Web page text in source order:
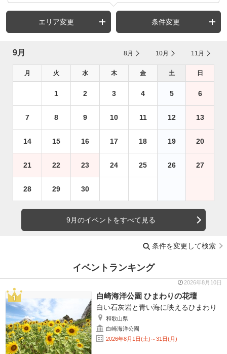
エリア変更 条件変更
9月 8月 10月 11月
月 火 水 木 金 土 日
1 2 3 4 5 6
7 8 9 10 11 12 13
14 15 16 17 18 19 20
21 22 23 24 25 26 27
28 29 30
9月のイベントをすべて見る
条件を変更して検索
イベントランキング
2026年8月10日
白崎海洋公園 ひまわりの花壇
白い石灰岩と青い海に映えるひまわり
和歌山県
白崎海洋公園
2026年8月1日(土)～31日(月)